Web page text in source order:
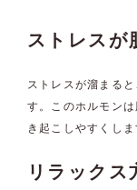
ストレスが
ストレスが溜まる
す。このホルモン
き起こしやすくしま
リラックス